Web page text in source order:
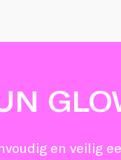
en veilig